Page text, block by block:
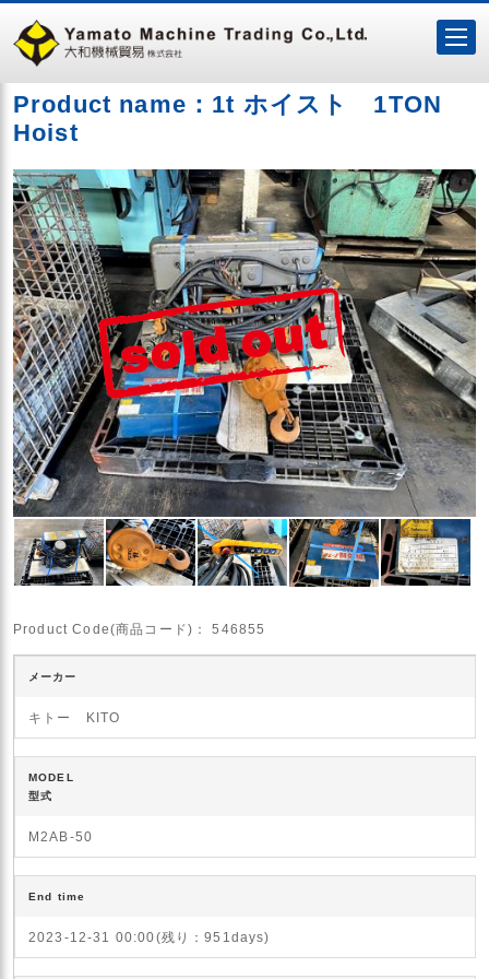
Product name：1t ホイスト 1TON
Hoist
Product Code(商品コード)： 546855
メーカー
キトー KITO
MODEL
型式
M2AB-50
End time
2023-12-31 00:00(残り：951days)